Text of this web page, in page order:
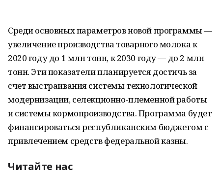
Среди основных параметров новой программы —
увеличение производства товарного молока к
2020 году до 1 млн тонн, к 2030 году — до 2 млн
тонн. Эти показатели планируется достичь за
счет выстраивания системы технологической
модернизации, селекционно-племенной работы
и системы кормопроизводства. Программа будет
финансироваться республиканским бюджетом с
привлечением средств федеральной казны.
Читайте нас